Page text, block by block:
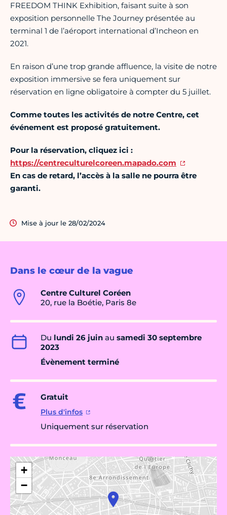
Dans le cœur de la vague
Centre Culturel Coréen
20, rue la Boétie, Paris 8e
Du lundi 26 juin au samedi 30 septembre
2023
Évènement terminé
Gratuit
Plus d'infos
Uniquement sur réservation
+
−
FREEDOM THINK Exhibition, faisant suite à son
exposition personnelle The Journey présentée au
terminal 1 de l’aéroport international d’Incheon en
2021.
En raison d’une trop grande affluence, la visite de notre
exposition immersive se fera uniquement sur
réservation en ligne obligatoire à compter du 5 juillet.
Comme toutes les activités de notre Centre, cet
événement est proposé gratuitement.
Pour la réservation, cliquez ici :
https://centreculturelcoreen.mapado.com
En cas de retard, l’accès à la salle ne pourra être
garanti.
Mise à jour le 28/02/2024